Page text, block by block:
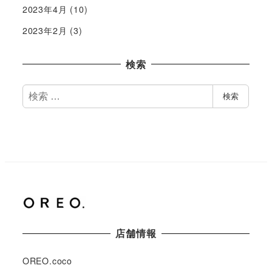
2023年4月 (10)
2023年2月 (3)
検索
検
索
検索
店舗情報
OREO.coco